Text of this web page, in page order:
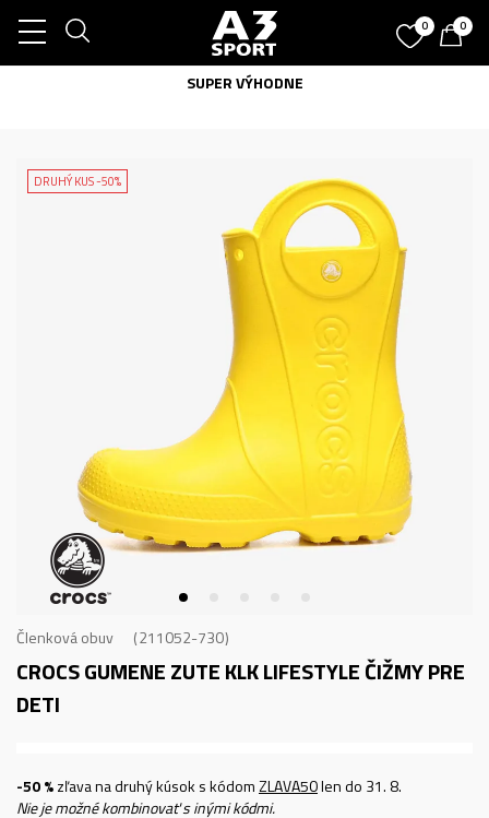
0 0
SUPER VÝHODNE
DRUHÝ KUS -50%
Členková obuv 211052-730
CROCS GUMENE ZUTE KLKLIFESTYLE ČIŽMY PRE
DETI
-50 %zľava na druhý kúsok s kódomZLAVA50len do 31. 8.
Nie je možné kombinovať s inými kódmi.